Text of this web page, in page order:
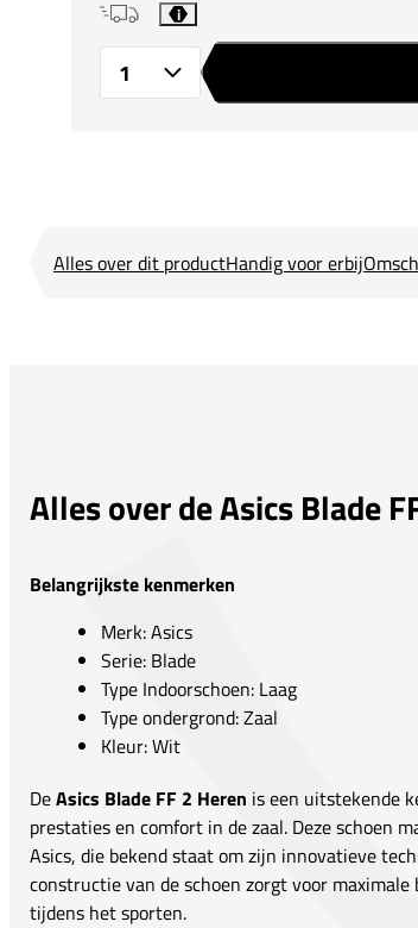
i
Alles over dit productHandig voor erbij
Alles over de Asics Blade
Belangrijkste kenmerken
Merk: Asics
Serie: Blade
Type Indoorschoen: Laag
Type ondergrond: Zaal
Kleur: Wit
DeAsics Blade FF 2 Heren is een uitstekende
prestaties en comfort in de zaal. Deze schoen
Asics, die bekend staat om zijn innovatieve
constructie van de schoen zorgt voor
tijdens het sporten.